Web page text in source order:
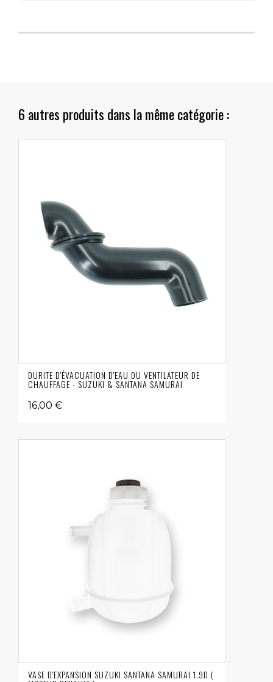
6 autres produits dans la même catégorie :
DURITE D'ÉVACUATION D'EAU DU VENTILATEUR DE
CHAUFFAGE - SUZUKI & SANTANA SAMURAI
16,00 €
VASE D'EXPANSION SUZUKI SANTANA SAMURAI 1.9D (